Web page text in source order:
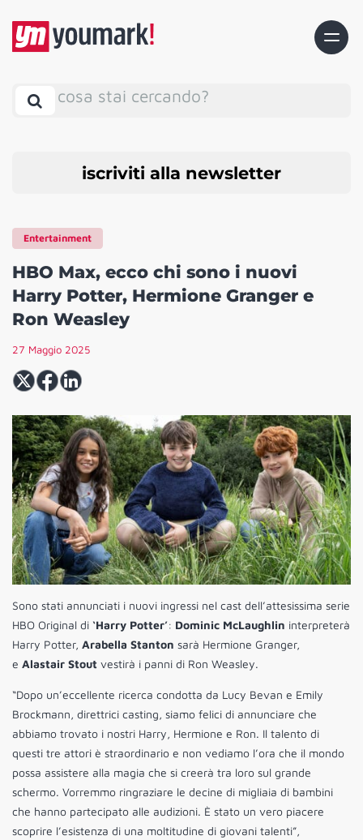
cosa stai cercando?
iscriviti alla newsletter
Entertainment
HBO Max, ecco chi sono i nuovi
Harry Potter, Hermione Granger e
Ron Weasley
27 Maggio 2025
Sono stati annunciati i nuovi ingressi nel cast dell’attesissima serie
HBO Original di ‘Harry Potter’: Dominic McLaughlin interpreterà
Harry Potter, Arabella Stanton sarà Hermione Granger,
e Alastair Stout vestirà i panni di Ron Weasley.
“Dopo un’eccellente ricerca condotta da Lucy Bevan e Emily
Brockmann, direttrici casting, siamo felici di annunciare che
abbiamo trovato i nostri Harry, Hermione e Ron. Il talento di
questi tre attori è straordinario e non vediamo l’ora che il mondo
possa assistere alla magia che si creerà tra loro sul grande
schermo. Vorremmo ringraziare le decine di migliaia di bambini
che hanno partecipato alle audizioni. È stato un vero piacere
scoprire l’esistenza di una moltitudine di giovani talenti”,